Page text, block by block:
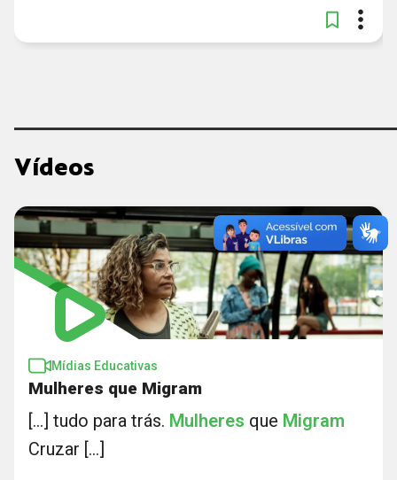
Vídeos
Mídias Educativas
Mulheres que Migram
[...] tudo para trás. Mulheres que Migram
Cruzar [...]